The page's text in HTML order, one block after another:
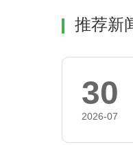
推荐新
30
2026-07